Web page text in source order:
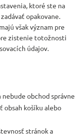
ktoré ste na
opakovane.
však význam pre
zistenie totožnosti
údajov.
obchod správne
obsah košíku alebo
stránok a